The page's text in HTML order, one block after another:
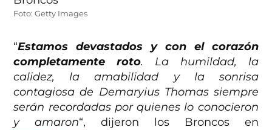
Foto: Getty Images
“Estamos devastados y con el corazón
completamente roto. La humildad, la
calidez, la amabilidad y la sonrisa
contagiosa de Demaryius Thomas siempre
serán recordadas por quienes lo conocieron
y amaron“, dijeron los Broncos en